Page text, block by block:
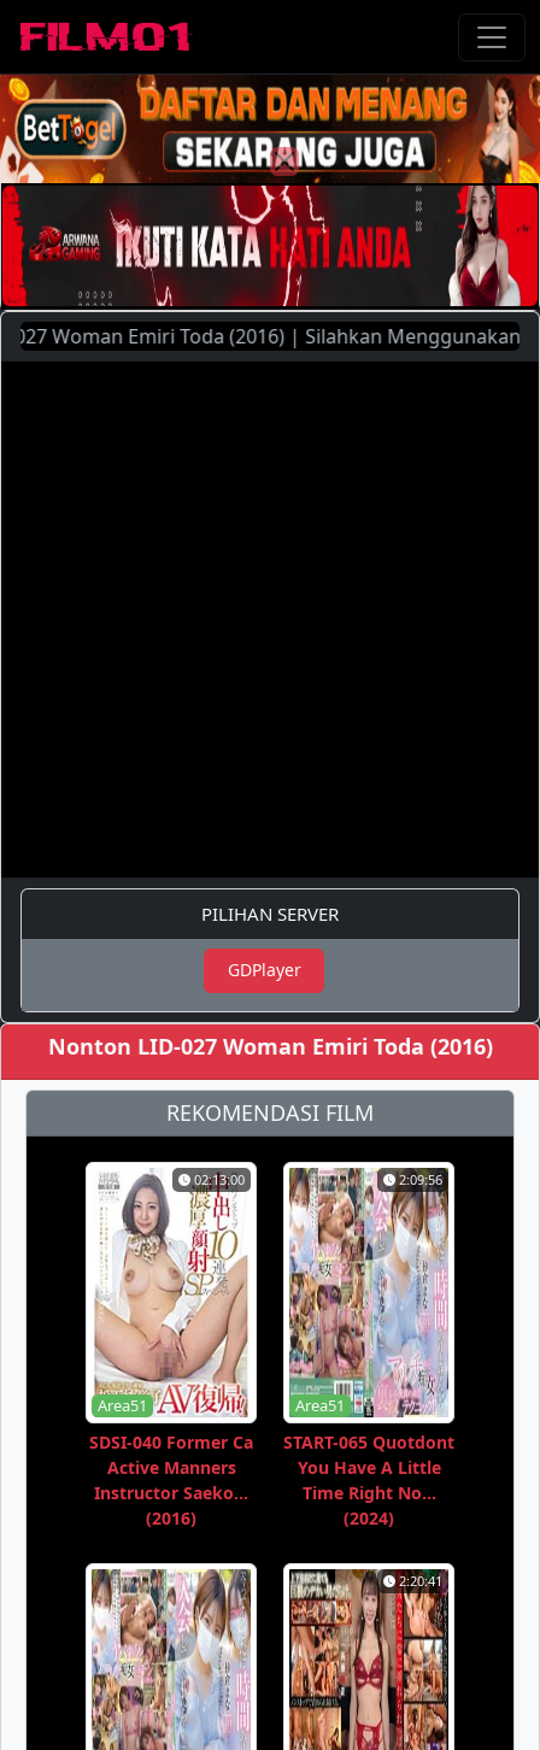
Woman Emiri Toda (2016) | Silahkan Menggunakan
PILIHAN SERVER
GDPlayer
Nonton LID-027 Woman Emiri Toda (2016)
REKOMENDASI FILM
02:13:00
Area51
SDSI-040 Former Ca
Active Manners
Instructor Saeko...
(2016)
2:09:56
Area51
START-065 Quotdont
You Have A Little
Time Right No...
(2024)
2:20:41